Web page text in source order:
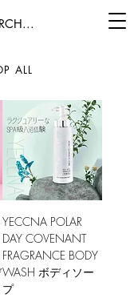
ALL
YECCNA POLAR
DAY COVENANT
FRAGRANCE BODY
WASH ボディソー
プ